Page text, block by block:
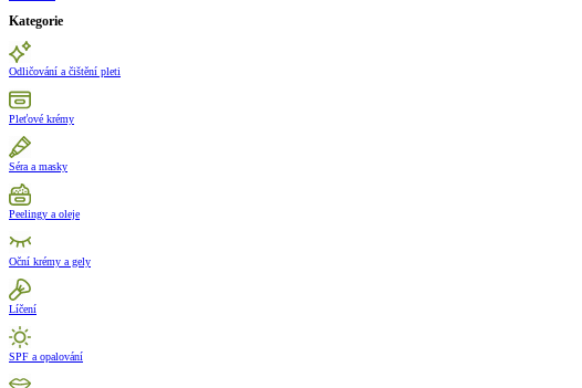
Kategorie
Odličování a čištění pleti
Pleťové krémy
Séra a masky
Peelingy a oleje
Oční krémy a gely
Líčení
SPF a opalování